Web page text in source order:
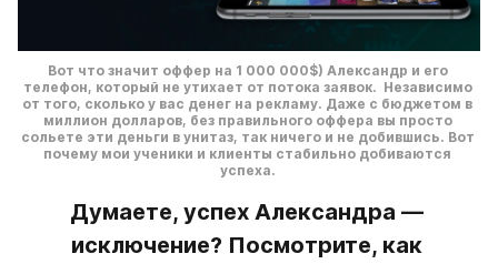
Вот что значит оффер на 1 000 000$) Александр и его
телефон, который не утихает от потока заявок.  Независимо
от того, сколько у вас денег на рекламу. Даже с бюджетом в
миллион долларов, без правильного оффера вы просто
сольете эти деньги в унитаз, так ничего и не добившись. Вот
почему мои ученики и клиенты стабильно добиваются
успеха.
Думаете, успех Александра —
исключение? Посмотрите, как